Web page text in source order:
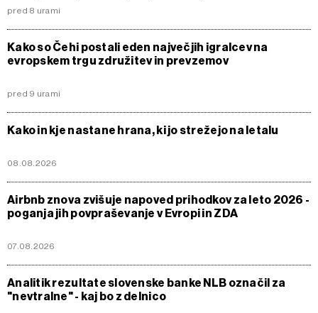
pred 8 urami
Kako so Čehi postali eden največjih igralcev na
evropskem trgu združitev in prevzemov
pred 9 urami
Kako in kje nastane hrana, ki jo strežejo na letalu
08.08.2026
Airbnb znova zvišuje napoved prihodkov za leto 2026 -
poganja jih povpraševanje v Evropi in ZDA
07.08.2026
Analitik rezultate slovenske banke NLB označil za
"nevtralne" - kaj bo z delnico